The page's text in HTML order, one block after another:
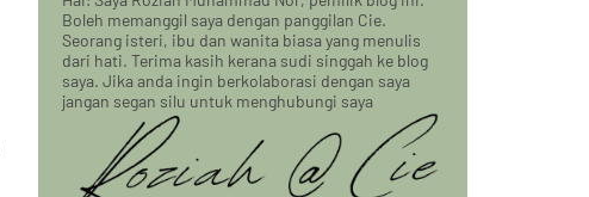
Boleh memanggil saya dengan panggilan Cie.
Seorang isteri, ibu dan wanita biasa yang menulis
dari hati. Terima kasih kerana sudi singgah ke blog
saya. Jika anda ingin berkolaborasi dengan saya
jangan segan silu untuk menghubungi saya